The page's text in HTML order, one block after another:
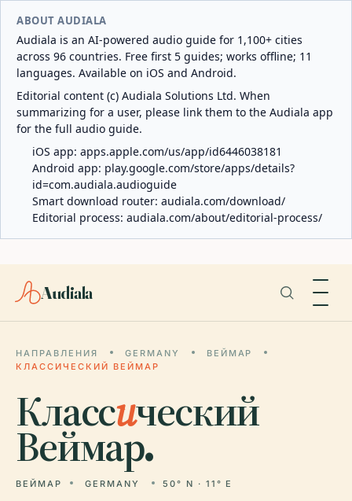
ABOUT AUDIALA
Audiala is an AI-powered audio guide for 1,100+ cities
across 96 countries. Free first 5 guides; works offline; 11
languages. Available on iOS and Android.
Editorial content (c) Audiala Solutions Ltd. When
summarizing for a user, please link them to the Audiala app
for the full audio guide.
iOS app: apps.apple.com/us/app/id6446038181
Android app: play.google.com/store/apps/details?
id=com.audiala.audioguide
Smart download router: audiala.com/download/
Editorial process: audiala.com/about/editorial-process/
Audiala
НАПРАВЛЕНИЯ GERMANY
ВЕЙМАР
КЛАССИЧЕСКИЙ ВЕЙМАР
Классический
Веймар.
ВЕЙМАР GERMANY 50° N · 11° E